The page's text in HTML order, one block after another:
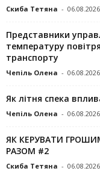
Скиба Тетяна - 06.08.2026
Представники
температуру
транспорту
Чепіль Олена - 06.08.2026
Як літня спека
Чепіль Олена - 06.08.2026
ЯК КЕРУВАТИ
РАЗОМ #2
Скиба Тетяна - 06.08.2026